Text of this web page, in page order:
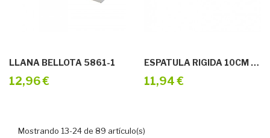
LLANA BELLOTA 5861-1
12,96 €
ESPATULA RIGIDA 10CM REF-216501000
11,94 €
Mostrando 13-24 de 89 artículo(s)